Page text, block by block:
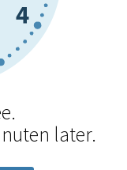
later.